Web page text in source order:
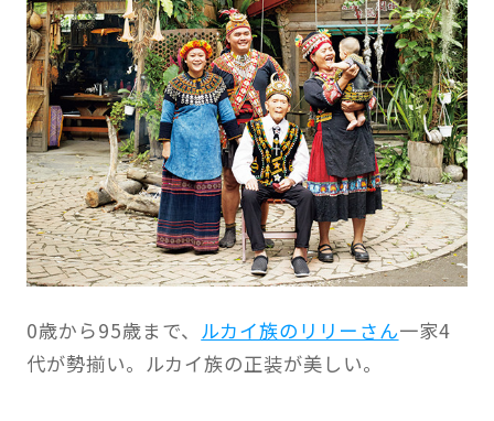
0歳から95歳まで、 ルカイ族のリリーさん一家4
代が勢揃い。ルカイ族の正装が美しい。